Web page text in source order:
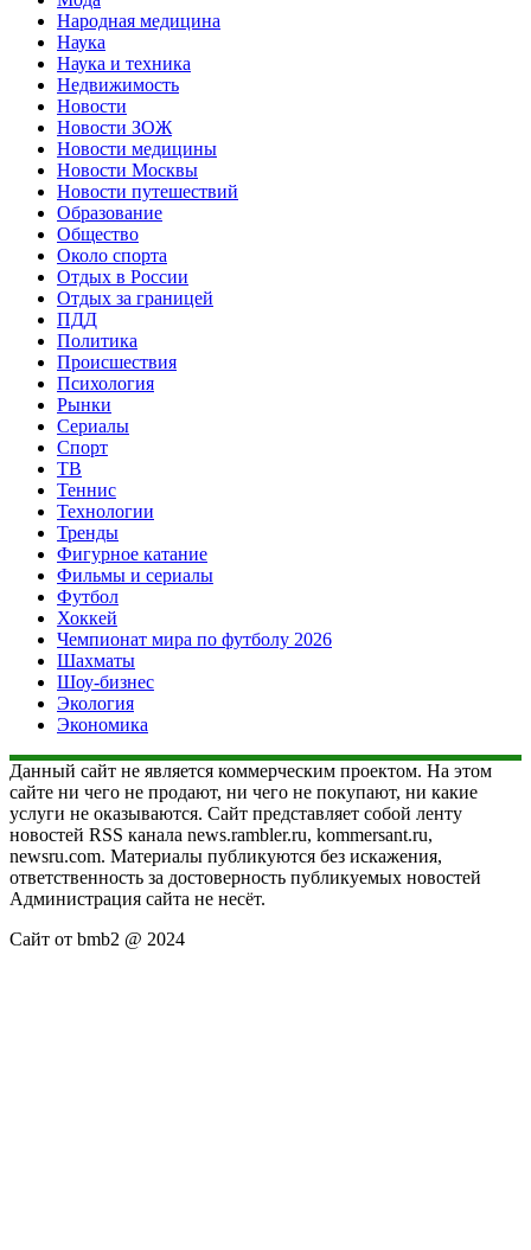
Народная медицина
Наука
Наука и техника
Недвижимость
Новости
Новости ЗОЖ
Новости медицины
Новости Москвы
Новости путешествий
Образование
Общество
Около спорта
Отдых в России
Отдых за границей
ПДД
Политика
Происшествия
Психология
Рынки
Сериалы
Спорт
ТВ
Теннис
Технологии
Тренды
Фигурное катание
Фильмы и сериалы
Футбол
Хоккей
Чемпионат мира по футболу 2026
Шахматы
Шоу-бизнес
Экология
Экономика
Данный сайт не является коммерческим проектом. На этом
сайте ни чего не продают, ни чего не покупают, ни какие
услуги не оказываются. Сайт представляет собой ленту
новостей RSS канала news.rambler.ru, kommersant.ru,
newsru.com. Материалы публикуются без искажения,
ответственность за достоверность публикуемых новостей
Администрация сайта не несёт.
Сайт от bmb2 @ 2024